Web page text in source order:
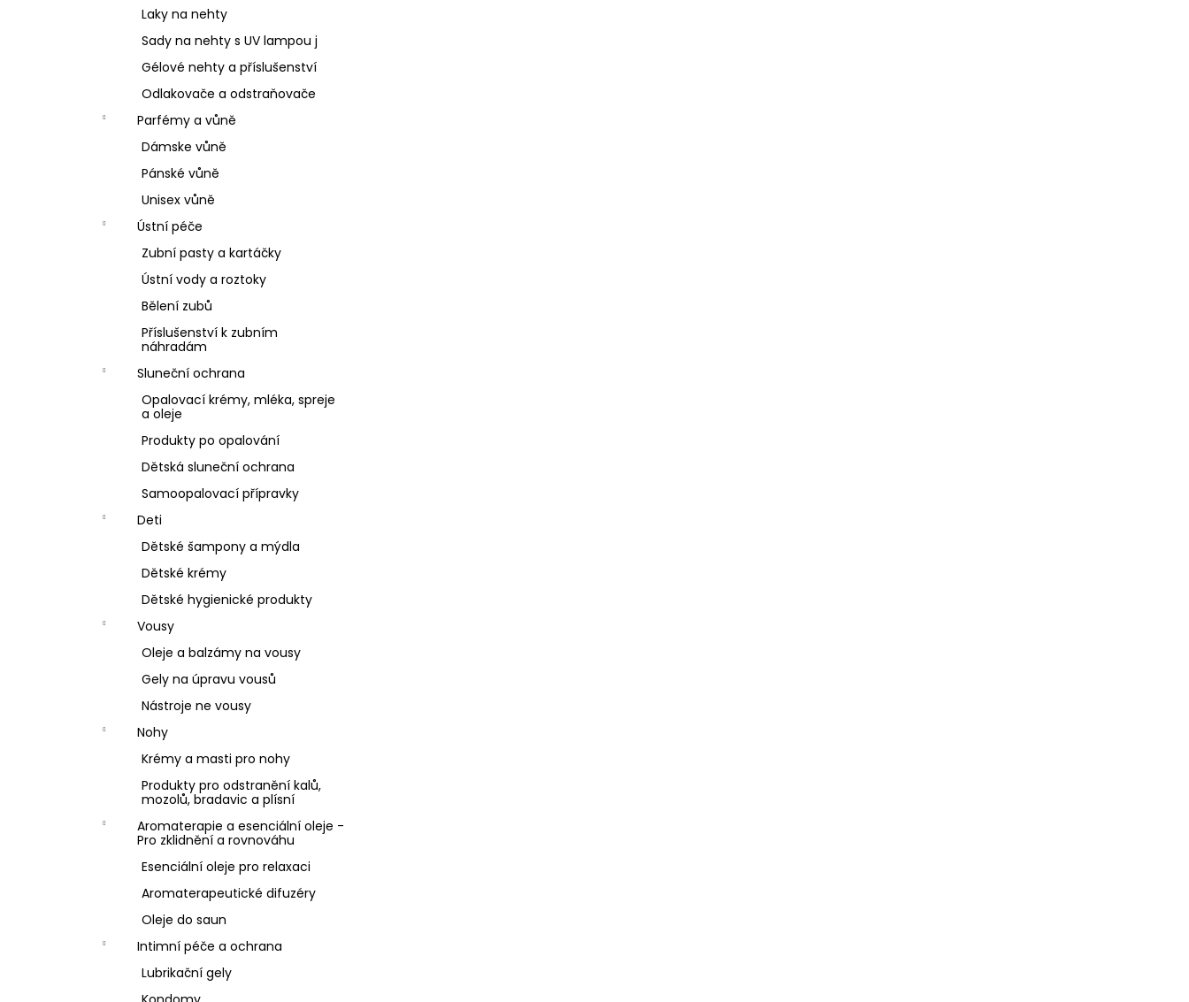
Laky na nehty
Sady na nehty s UV lampou j
Gélové nehty a příslušenství
Odlakovače a odstraňovače
Parfémy a vůně
Dámske vůně
Pánské vůně
Unisex vůně
Ústní péče
Zubní pasty a kartáčky
Ústní vody a roztoky
Bělení zubů
Příslušenství k zubním
náhradám
Sluneční ochrana
Opalovací krémy, mléka, spreje
a oleje
Produkty po opalování
Dětská sluneční ochrana
Samoopalovací přípravky
Deti
Dětské šampony a mýdla
Dětské krémy
Dětské hygienické produkty
Vousy
Oleje a balzámy na vousy
Gely na úpravu vousů
Nástroje ne vousy
Nohy
Krémy a masti pro nohy
Produkty pro odstranění kalů,
mozolů, bradavic a plísní
Aromaterapie a esenciální oleje -
Pro zklidnění a rovnováhu
Esenciální oleje pro relaxaci
Aromaterapeutické difuzéry
Oleje do saun
Intimní péče a ochrana
Lubrikační gely